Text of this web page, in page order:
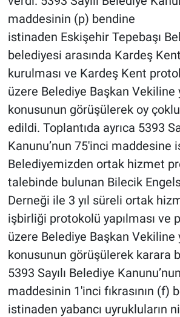
maddesinin (p) bendine
istinaden Eskişehir Tepebaşı
belediyesi arasında Kardeş
kurulması ve Kardeş Kent
üzere Belediye Başkan
konusunun görüşülerek oy
edildi. Toplantıda ayrıca 5393
Kanunu’nun 75'inci maddesine
Belediyemizden ortak hizmet
talebinde bulunan Bilecik
Derneği ile 3 yıl süreli ortak
işbirliği protokolü yapılması ve
üzere Belediye Başkan
konusunun görüşülerek karara
5393 Sayılı Belediye
maddesinin 1'inci fıkrasının (f)
istinaden yabancı uyrukluların